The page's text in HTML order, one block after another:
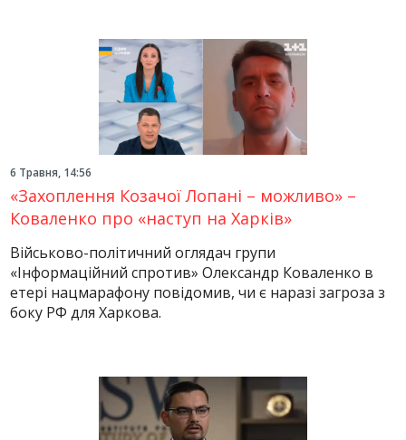
6 Травня, 14:56
«Захоплення Козачої Лопані – можливо» –
Коваленко про «наступ на Харків»
Військово-політичний оглядач групи
«Інформаційний спротив» Олександр Коваленко в
етері нацмарафону повідомив, чи є наразі загроза з
боку РФ для Харкова.